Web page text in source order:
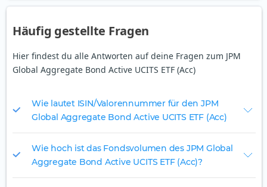
Häufig gestellte Fragen
Hier findest du alle Antworten auf deine Fragen zum JPM
Global Aggregate Bond Active UCITS ETF (Acc)
Wie lautet ISIN/Valorennummer für den JPM
Global Aggregate Bond Active UCITS ETF (Acc)
Wie hoch ist das Fondsvolumen des JPM Global
Aggregate Bond Active UCITS ETF (Acc)?